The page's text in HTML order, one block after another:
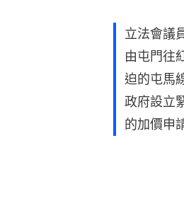
立法會議
由屯門往
迫的屯馬
政府設立
的加價申